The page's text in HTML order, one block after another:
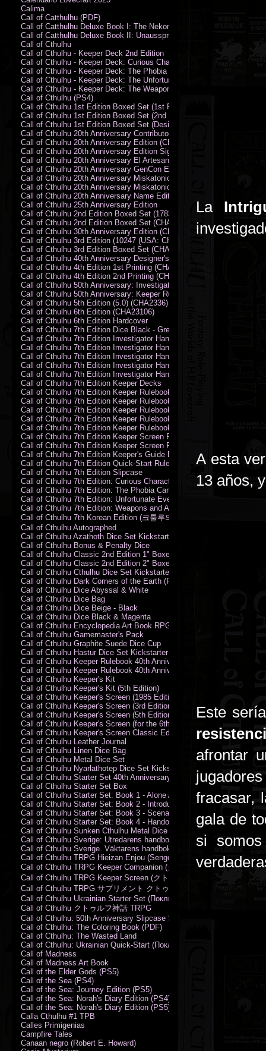
La
A esta
13 años,
Este
afrontar
fracasar,
gala de
si
Calima
Call of Catthulhu (PDF)
Call of Catthulhu Deluxe Book I: The Nekonomikon
Call of Catthulhu Deluxe Book II: Unaussprechlichen Katzen
Call of Cthulhu
Call of Cthulhu - Keeper Deck 2nd Edition
Call of Cthulhu - Keeper Deck: Curious Charecter Deck
Call of Cthulhu - Keeper Deck: The Phobia Deck
Call of Cthulhu - Keeper Deck: The Unfortunate Events Deck
Call of Cthulhu - Keeper Deck: The Weapons and Artifacts Deck
Call of Cthulhu (PS4)
Call of Cthulhu 1st Edition Boxed Set (1st Printing) (CHA2009-X)
Call of Cthulhu 1st Edition Boxed Set (2nd Printing) (CHA2009-X)
Call of Cthulhu 1st Edition Boxed Set (Designer's Edition)
Call of Cthulhu 20th Anniversary Contributor Edition
Call of Cthulhu 20th Anniversary Edition (CHA2399)
Call of Cthulhu 20th Anniversary Edition Signed by Sandy Petersen
Call of Cthulhu 20th Anniversary El Artesano del Rey Edition
Call of Cthulhu 20th Anniversary GenCon Edition
Call of Cthulhu 20th Anniversary Miskatonic University Library Edition
Call of Cthulhu 20th Anniversary Miskatonic University Library Edition
Call of Cthulhu 20th Anniversary Name Edition
Call of Cthulhu 25th Anniversary Edition
Call of Cthulhu 2nd Edition Boxed Set (178301)
Call of Cthulhu 2nd Edition Boxed Set (CHA2301-X)
Call of Cthulhu 30th Anniversary Edition (CHA23126)
Call of Cthulhu 3rd Edition (10247 (USA: CHA2317-H))
Call of Cthulhu 3rd Edition Boxed Set (CHA2301-X)
Call of Cthulhu 40th Anniversary Designer's Edition 2009-DX
Call of Cthulhu 4th Edition 1st Printing (CHA2324)
Call of Cthulhu 4th Edition 2nd Printing (CHA2324)
Call of Cthulhu 50th Anniversary: Investigator Handbook (PDF)
Call of Cthulhu 50th Anniversary: Keeper Rulebook (PDF)
Call of Cthulhu 5th Edition (5.0) (CHA2336)
Call of Cthulhu 6th Edition (CHA23106)
Call of Cthulhu 6th Edition Hardcover
Call of Cthulhu 7th Edition Dice Black - Green
Call of Cthulhu 7th Edition Investigator Handbook (PDF)
Call of Cthulhu 7th Edition Investigator Handbook Backer Proof (PDF)
Call of Cthulhu 7th Edition Investigator Handbook Hardcover
Call of Cthulhu 7th Edition Investigator Handbook Leatherette
Call of Cthulhu 7th Edition Investigator Handbook Softcover
Call of Cthulhu 7th Edition Keeper Decks
Call of Cthulhu 7th Edition Keeper Rulebook (PDF)
Call of Cthulhu 7th Edition Keeper Rulebook Backer Proof (PDF)
Call of Cthulhu 7th Edition Keeper Rulebook Hardcover
Call of Cthulhu 7th Edition Keeper Rulebook Leatherette
Call of Cthulhu 7th Edition Keeper Rulebook Softcover
Call of Cthulhu 7th Edition Keeper Screen Pack
Call of Cthulhu 7th Edition Keeper Screen Pack (PDF)
Call of Cthulhu 7th Edition Keeper's Guide El Artesano del Rey Edition
Call of Cthulhu 7th Edition Quick-Start Rules (PDF)
Call of Cthulhu 7th Edition Slipcase
Call of Cthulhu 7th Edition: Curious Characters Card Deck
Call of Cthulhu 7th Edition: The Phobia Card Deck
Call of Cthulhu 7th Edition: Unfortunate Events Card Deck
Call of Cthulhu 7th Edition: Weapons and Artifacts Card Deck
Call of Cthulhu 7th Korean Edition (크툴루의 부름: 수호자 룰북)
Call of Cthulhu Autographed
Call of Cthulhu Azathoth Dice Set Kickstarter Edition
Call of Cthulhu Bonus & Penalty Dice
Call of Cthulhu Classic 2nd Edition 1" Boxed Rules Set
Call of Cthulhu Classic 2nd Edition 2" Boxed Rules Set
Call of Cthulhu Cthulhu Dice Set Kickstarter Edition
Call of Cthulhu Dark Corners of the Earth (PC)
Call of Cthulhu Dice Abyssal & White
Call of Cthulhu Dice Bag
Call of Cthulhu Dice Beige - Black
Call of Cthulhu Dice Black & Magenta
Call of Cthulhu Encyclopedia Art Book RPG KA
Call of Cthulhu Gamemaster's Pack
Call of Cthulhu Graphite Suede Dice Cup
Call of Cthulhu Hastur Dice Set Kickstarter Edition
Call of Cthulhu Keeper Rulebook 40th Anniversary Edition
Call of Cthulhu Keeper Rulebook 40th Anniversary Edition (PDF)
Call of Cthulhu Keeper's Kit
Call of Cthulhu Keeper's Kit (5th Edition)
Call of Cthulhu Keeper's Screen (1985 Edition)
Call of Cthulhu Keeper's Screen (3rd Edition)
Call of Cthulhu Keeper's Screen (5th Edition)
Call of Cthulhu Keeper's Screen (for the 6th Edition Rules)
Call of Cthulhu Keeper's Screen Classic Edition
Call of Cthulhu Leather Journal
Call of Cthulhu Linen Dice Bag
Call of Cthulhu Metal Dice Set
Call of Cthulhu Nyarlathotep Dice Set Kickstarter Edition
Call of Cthulhu Starter Set 40th Anniversary Edition
Call of Cthulhu Starter Set Box
Call of Cthulhu Starter Set: Book 1 - Alone Against the Flames
Call of Cthulhu Starter Set: Book 2 - Introductory Rules
Call of Cthulhu Starter Set: Book 3 - Scenarios
Call of Cthulhu Starter Set: Book 4 - Handouts
Call of Cthulhu Sunken Cthulhu Metal Dice Set
Call of Cthulhu Sverige: Utredarens handbok (PDF)
Call of Cthulhu Sverige. Väktarens handbok
Call of Cthulhu TRPG Hieizan Enjou (Sengoku Period)
Call of Cthulhu TRPG Keeper Companion (クトゥルフ神話TRPG キー
Call of Cthulhu TRPG Keeper Screen (クトゥルフ神話TRPG キーパー
Call of Cthulhu TRPG サプリメント クトゥルフ2015
Call of Cthulhu Ukrainian Starter Set (Поклик Ктулху. Базовий набір)
Call of Cthulhu クトゥルフ神話 TRPG
Call of Cthulhu: 50th Anniversary Slipcase Set
Call of Cthulhu: The Coloring Book (PDF)
Call of Cthulhu: The Wasted Land
Call of Cthulhu: Ukrainian Quick-Start (Поклик Ктулху. Швидкий
Call of Madness
Call of Madness Art Book
Call of the Elder Gods (PS5)
Call of the Sea (PS4)
Call of the Sea: Journey Edition (PS5)
Call of the Sea: Norah's Diary Edition (PS4)
Call of the Sea: Norah's Diary Edition (PS5)
Calla Cthulhu #1 TPB
Calles Primigenias
Campfire Tales
Canaan negro (Robert E. Howard)